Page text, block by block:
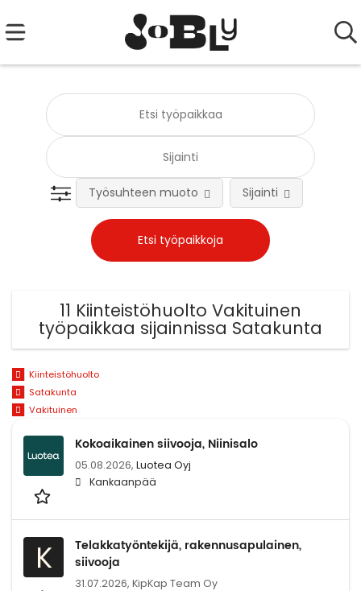
Työsuhteen muoto Sijainti
11 Kiinteistöhuolto Vakituinen
työpaikkaa sijainnissa Satakunta
Kiinteistöhuolto
Satakunta
Vakituinen
Kokoaikainen siivooja, Niinisalo
05.08.2026, Luotea Oyj
Kankaanpää
K
Telakkatyöntekijä, rakennusapulainen,
siivooja
31.07.2026, KipKap Team Oy